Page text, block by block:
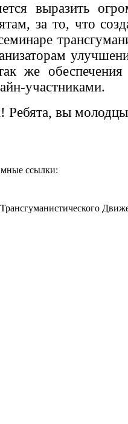
выразить
за то, что
же обеспечения
участниками.
Ребята, вы
ссылки: